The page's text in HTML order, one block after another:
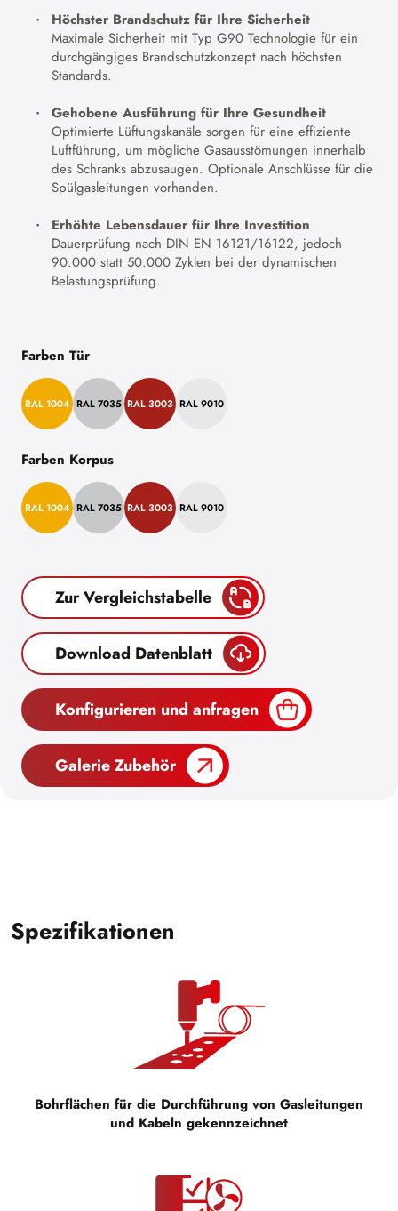
Höchster Brandschutz für Ihre Sicherheit
Maximale Sicherheit mit Typ G90 Technologie für ein
durchgängiges Brandschutzkonzept nach höchsten
Standards.
Gehobene Ausführung für Ihre Gesundheit
Optimierte Lüftungskanäle sorgen für eine effiziente
Luftführung, um mögliche Gasausstömungen innerhalb
des Schranks abzusaugen. Optionale Anschlüsse für die
Spülgasleitungen vorhanden.
Erhöhte Lebensdauer für Ihre Investition
Dauerprüfung nach DIN EN 16121/16122, jedoch
90.000 statt 50.000 Zyklen bei der dynamischen
Belastungsprüfung.
Farben Tür
RAL 1004 RAL 7035 RAL 3003 RAL 9010
Farben Korpus
RAL 1004 RAL 7035 RAL 3003 RAL 9010
Zur Vergleichstabelle
Download Datenblatt
Konfigurieren und anfragen
Galerie Zubehör
Spezifikationen
Bohrflächen für die Durchführung von Gasleitungen
und Kabeln gekennzeichnet